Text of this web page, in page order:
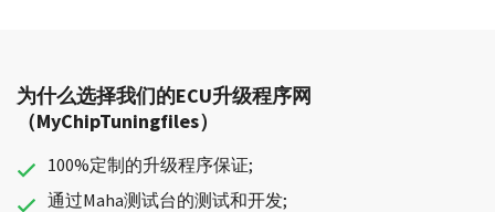
为什么选择我们的ECU升级程序网
（MyChipTuningfiles）
100%定制的升级程序保证;
通过Maha测试台的测试和开发;